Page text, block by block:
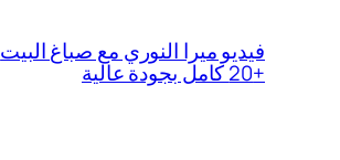
فيديو ميرا النوري مع صباغ البيت
+20 كامل بجودة عالية